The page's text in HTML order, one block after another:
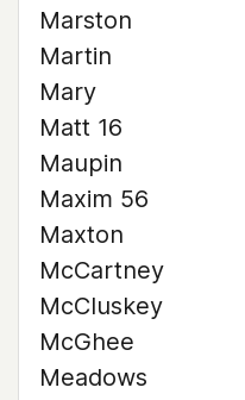
Marston
Martin
Mary
Matt 16
Maupin
Maxim 56
Maxton
McCartney
McCluskey
McGhee
Meadows